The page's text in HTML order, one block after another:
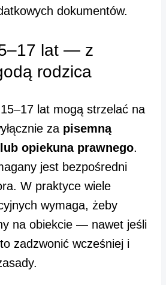
dokumentów.
lat — z
rodzica
lat mogą strzelać na
za pisemną
opiekuna prawnego.
jest bezpośredni
W praktyce wiele
wymaga, żeby
na obiekcie — nawet jeśli
zadzwonić wcześniej i